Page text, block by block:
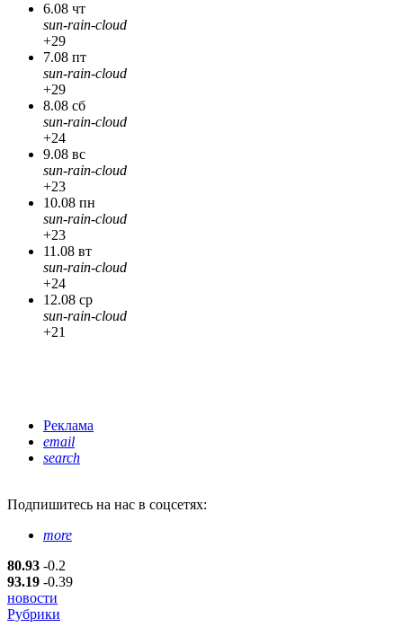
6.08 чт
sun-rain-cloud
+29
7.08 пт
sun-rain-cloud
+29
8.08 сб
sun-rain-cloud
+24
9.08 вс
sun-rain-cloud
+23
10.08 пн
sun-rain-cloud
+23
11.08 вт
sun-rain-cloud
+24
12.08 ср
sun-rain-cloud
+21
Реклама
email
search
Подпишитесь на нас в соцсетях:
more
80.93 -0.2
93.19 -0.39
новости
Рубрики